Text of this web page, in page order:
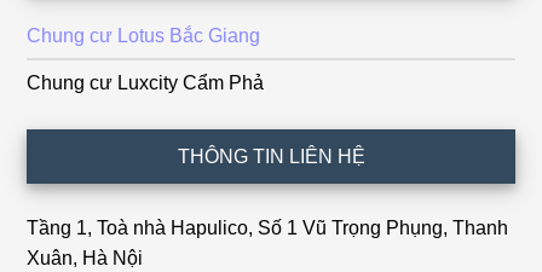
Chung cư Lotus Bắc Giang
Chung cư Luxcity Cẩm Phả
THÔNG TIN LIÊN HỆ
Tầng 1, Toà nhà Hapulico, Số 1 Vũ Trọng Phụng, Thanh
Xuân, Hà Nội